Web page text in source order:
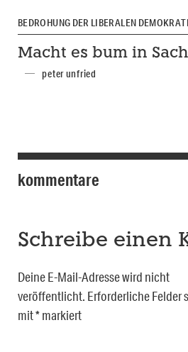
BEDROHUNG DER LIBERALEN
Macht es bum in
peter unfried
kommentare
Schreibe einen
Deine E-Mail-Adresse wird nicht
veröffentlicht. Erforderliche Felder
mit*markiert